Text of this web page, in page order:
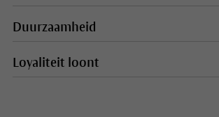
Duurzaamheid
Loyaliteit loont